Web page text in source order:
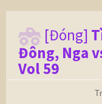
[Đóng]
Đông, Nga
Vol 59